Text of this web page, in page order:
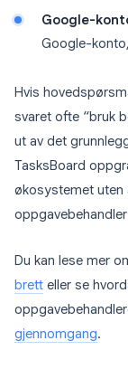
Google-
Google-
Hvis
svaret ofte “bruk
ut av det
TasksBoard
økosystemet uten
Du kan lese mer
brett eller se
gjennomgang.